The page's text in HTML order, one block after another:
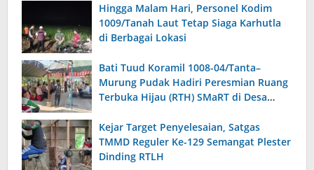
Hingga Malam Hari, Personel Kodim
1009/Tanah Laut Tetap Siaga Karhutla
di Berbagai Lokasi
Bati Tuud Koramil 1008-04/Tanta–
Murung Pudak Hadiri Peresmian Ruang
Terbuka Hijau (RTH) SMaRT di Desa
Kejar Target Penyelesaian, Satgas
TMMD Reguler Ke-129 Semangat Plester
Dinding RTLH